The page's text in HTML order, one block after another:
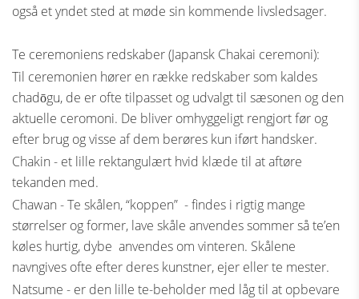
også et yndet sted at møde sin kommende livsledsager.
Te ceremoniens redskaber (Japansk Chakai ceremoni):
Til ceremonien hører en række redskaber som kaldes
chadōgu, de er ofte tilpasset og udvalgt til sæsonen og den
aktuelle ceromoni. De bliver omhyggeligt rengjort før og
efter brug og visse af dem berøres kun iført handsker.
Chakin - et lille rektangulært hvid klæde til at aftøre
tekanden med.
Chawan - Te skålen, “koppen” - findes i rigtig mange
størrelser og former, lave skåle anvendes sommer så te’en
køles hurtig, dybe anvendes om vinteren. Skålene
navngives ofte efter deres kunstner, ejer eller te mester.
Natsume - er den lille te-beholder med låg til at opbevare